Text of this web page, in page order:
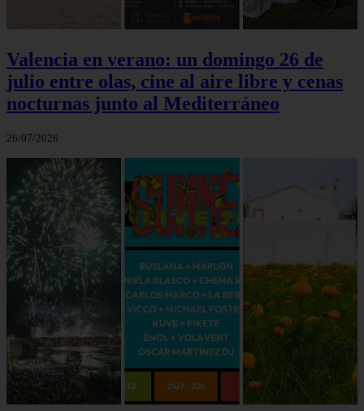
Valencia en verano: un domingo 26 de
julio entre olas, cine al aire libre y cenas
nocturnas junto al Mediterráneo
26/07/2026